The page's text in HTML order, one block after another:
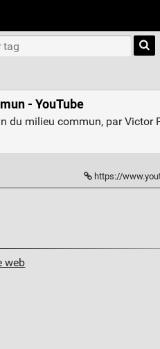
Type
- YouTube
du milieu commun, par Victor
https://
web